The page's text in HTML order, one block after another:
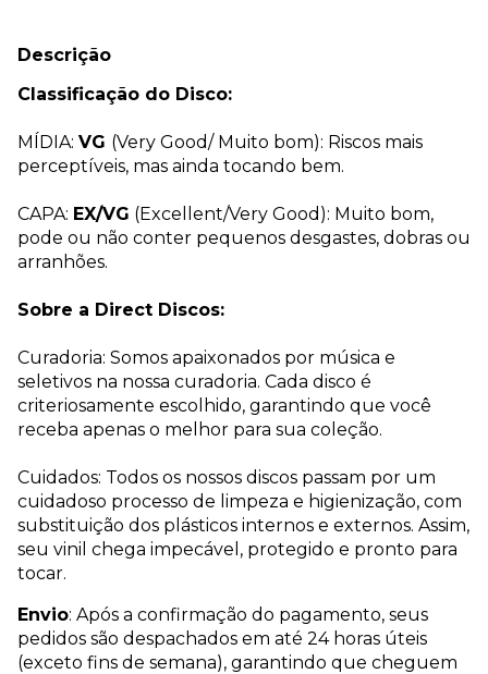
Descrição
Classificação do Disco:
MÍDIA: VG (Very Good/ Muito bom): Riscos mais
perceptíveis, mas ainda tocando bem.
CAPA: EX/VG (Excellent/Very Good): Muito bom,
pode ou não conter pequenos desgastes, dobras ou
arranhões.
Sobre a Direct Discos:
Curadoria: Somos apaixonados por música e
seletivos na nossa curadoria. Cada disco é
criteriosamente escolhido, garantindo que você
receba apenas o melhor para sua coleção.
Cuidados: Todos os nossos discos passam por um
cuidadoso processo de limpeza e higienização, com
substituição dos plásticos internos e externos. Assim,
seu vinil chega impecável, protegido e pronto para
tocar.
Envio: Após a confirmação do pagamento, seus
pedidos são despachados em até 24 horas úteis
(exceto fins de semana), garantindo que cheguem